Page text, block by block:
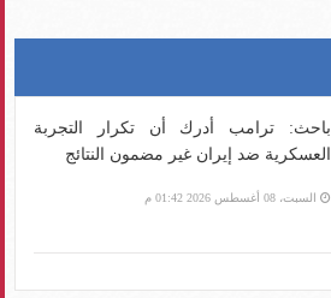
باحث: ترامب أدرك أن تكرار التجربة
العسكرية ضد إيران غير مضمون النتائج
السبت، 08 أغسطس 2026 01:42 م